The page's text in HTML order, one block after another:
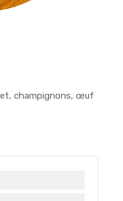
champignons, œuf